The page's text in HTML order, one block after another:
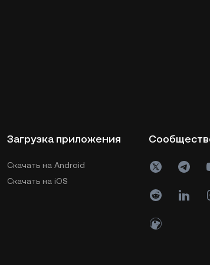
Загрузка приложения
Скачать на Android
Скачать на iOS